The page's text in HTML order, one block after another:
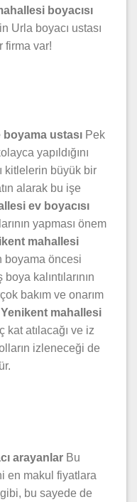
boyacısı
Urla boyacı ustası
firma var!
ustası Pek
yapıldığını
kitlelerin büyük bir
alarak bu işe
ev boyacısı
yapması önem
mahallesi
boyama öncesi
kalıntılarının
bakım ve onarım
mahallesi
kat atılacağı ve iz
izleneceği de
arayanlar Bu
en makul fiyatlara
gibi, bu sayede de